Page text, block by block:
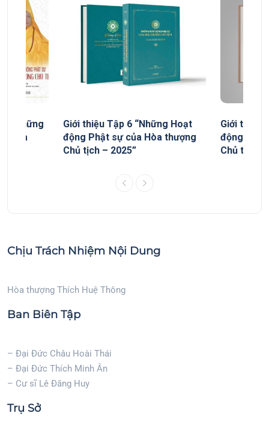
“Những
Hòa
Giới thiệu Tập 6 “Những Hoạt
động Phật sự của Hòa thượng
Chủ tịch – 2025”
Giới thiệu
động
Chủ tịch”
Chịu Trách Nhiệm Nội Dung
Hòa thượng Thích Huệ Thông
Ban Biên Tập
– Đại Đức Châu Hoài Thái
– Đại Đức Thích Minh Ân
– Cư sĩ Lê Đăng Huy
Trụ Sở